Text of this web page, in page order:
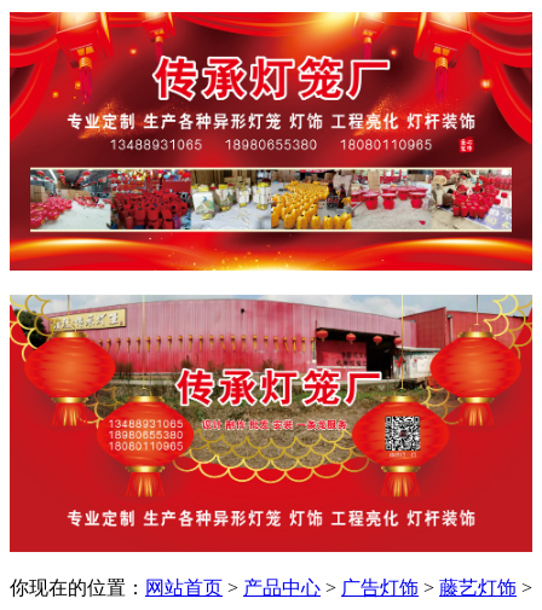
你现在的位置： 网站首页 > 产品中心 > 广告灯饰 > 藤艺灯饰 >